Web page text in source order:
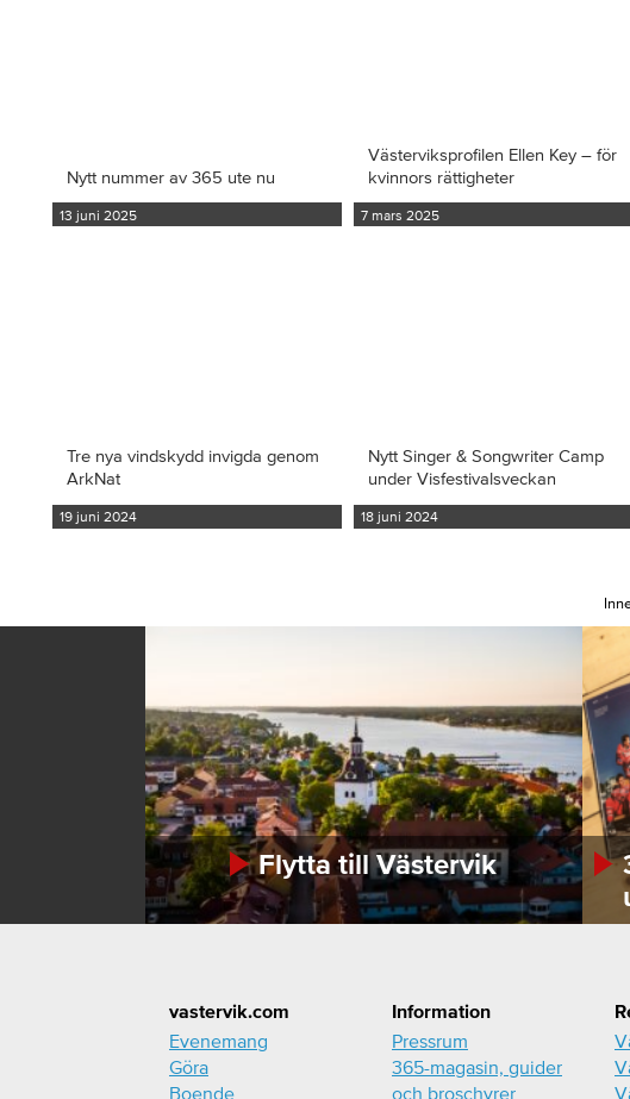
Nytt nummer av 365 ute nu
13 juni 2025
Västerviksprofilen Ellen Key – för
kvinnors rättigheter
7 mars 2025
Tre nya vindskydd invigda genom
ArkNat
19 juni 2024
Nytt Singer & Songwriter Camp
under Visfestivalsveckan
18 juni 2024
Flytta till Västervik
vastervik.com
Evenemang
Göra
Boende
Information
Pressrum
365-magasin, guider
och broschyrer